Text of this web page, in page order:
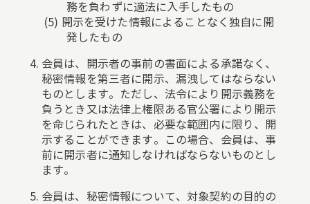
務を負わずに適法に入手したもの
開示を受けた情報によることなく独自に開
発したもの
会員は、開示者の事前の書面による承諾なく、
秘密情報を第三者に開示、漏洩してはならない
ものとします。ただし、法令により開示義務を
負うとき又は法律上権限ある官公署により開示
を命じられたときは、必要な範囲内に限り、開
示することができます。この場合、会員は、事
前に開示者に通知しなければならないものとし
ます。
会員は、秘密情報について、対象契約の目的の